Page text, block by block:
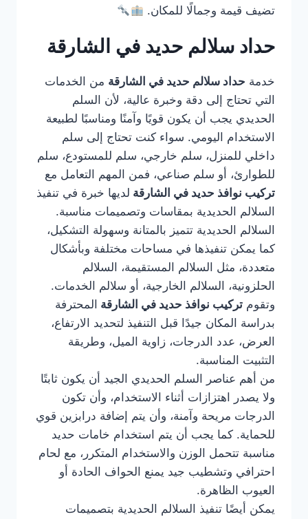
تضيف قيمة وجمالًا للمكان.
حداد سلالم حديد في الشارقة
خدمة حداد سلالم حديد في الشارقة من الخدمات
التي تحتاج إلى دقة وخبرة عالية، لأن السلم
الحديدي يجب أن يكون قويًا وآمنًا ومناسبًا لطبيعة
الاستخدام اليومي. سواء كنت تحتاج إلى سلم
داخلي للمنزل، سلم خارجي، سلم للمستودع، سلم
للطوارئ، أو سلم صناعي، فمن المهم التعامل مع
تركيب نوافذ حديد في الشارقة لديها خبرة في تنفيذ
السلالم الحديدية بمقاسات وتصميمات مناسبة.
السلالم الحديدية تتميز بالمتانة وسهولة التشكيل،
كما يمكن تنفيذها في مساحات مختلفة وبأشكال
متعددة، مثل السلالم المستقيمة، السلالم
الحلزونية، السلالم الخارجية، أو سلالم الخدمات.
وتقوم تركيب نوافذ حديد في الشارقة المحترفة
بدراسة المكان جيدًا قبل التنفيذ لتحديد الارتفاع،
العرض، عدد الدرجات، زاوية الميل، وطريقة
التثبيت المناسبة.
من أهم عناصر السلم الحديدي الجيد أن يكون ثابتًا
ولا يصدر اهتزازات أثناء الاستخدام، وأن تكون
الدرجات مريحة وآمنة، وأن يتم إضافة درابزين قوي
للحماية. كما يجب أن يتم استخدام خامات حديد
مناسبة تتحمل الوزن والاستخدام المتكرر، مع لحام
احترافي وتشطيب جيد يمنع الحواف الحادة أو
العيوب الظاهرة.
يمكن أيضًا تنفيذ السلالم الحديدية بتصميمات